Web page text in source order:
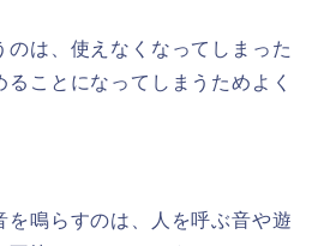
のは、使えなくなってしまった
ることになってしまうためよく
を鳴らすのは、人を呼ぶ音や遊